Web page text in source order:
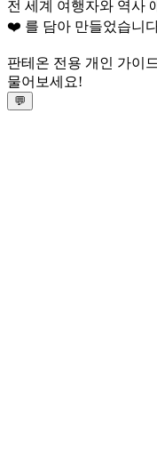
전 세계 여행자와 역사
❤️ 를 담아 만들었습니
판테온 전용 개인 가이
물어보세요!
💬